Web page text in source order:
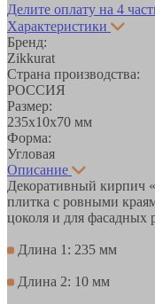
Делите оплату на 4
Характеристики
Бренд:
Zikkurat
Страна производства:
РОССИЯ
Размер:
235х10х70 мм
Форма:
Угловая
Описание
Декоративный кирпич
плитка с ровными
цоколя и для фасадных
Длина 1: 235 мм
Длина 2: 10 мм